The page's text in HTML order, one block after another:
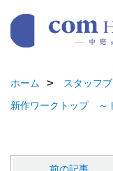
ホーム
スタッフ
新作ワークトップ ～
前の記事